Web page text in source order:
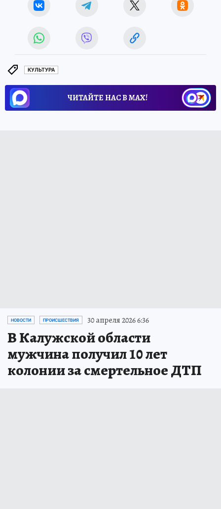
КУЛЬТУРА
ЧИТАЙТЕ НАС В МАХ!
НОВОСТИ ПРОИСШЕСТВИЯ 30 апреля 2026 6:36
В Калужской области
мужчина получил 10 лет
колонии за смертельное ДТП